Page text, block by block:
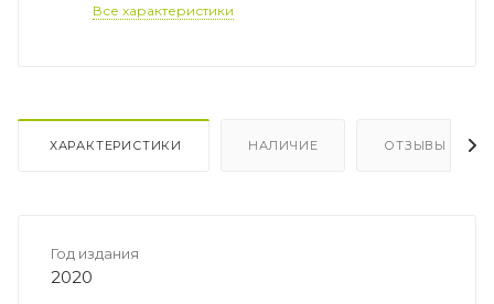
Все характеристики
ХАРАКТЕРИСТИКИ НАЛИЧИЕ ОТЗЫВЫ
Год издания
2020